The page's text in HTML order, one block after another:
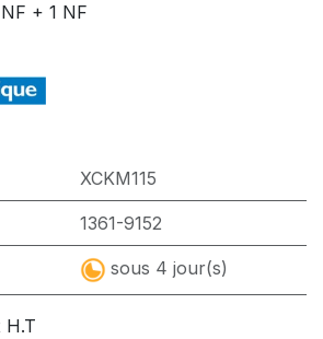
+ 1 NF
XCKM115
1361-9152
sous 4 jour(s)
H.T